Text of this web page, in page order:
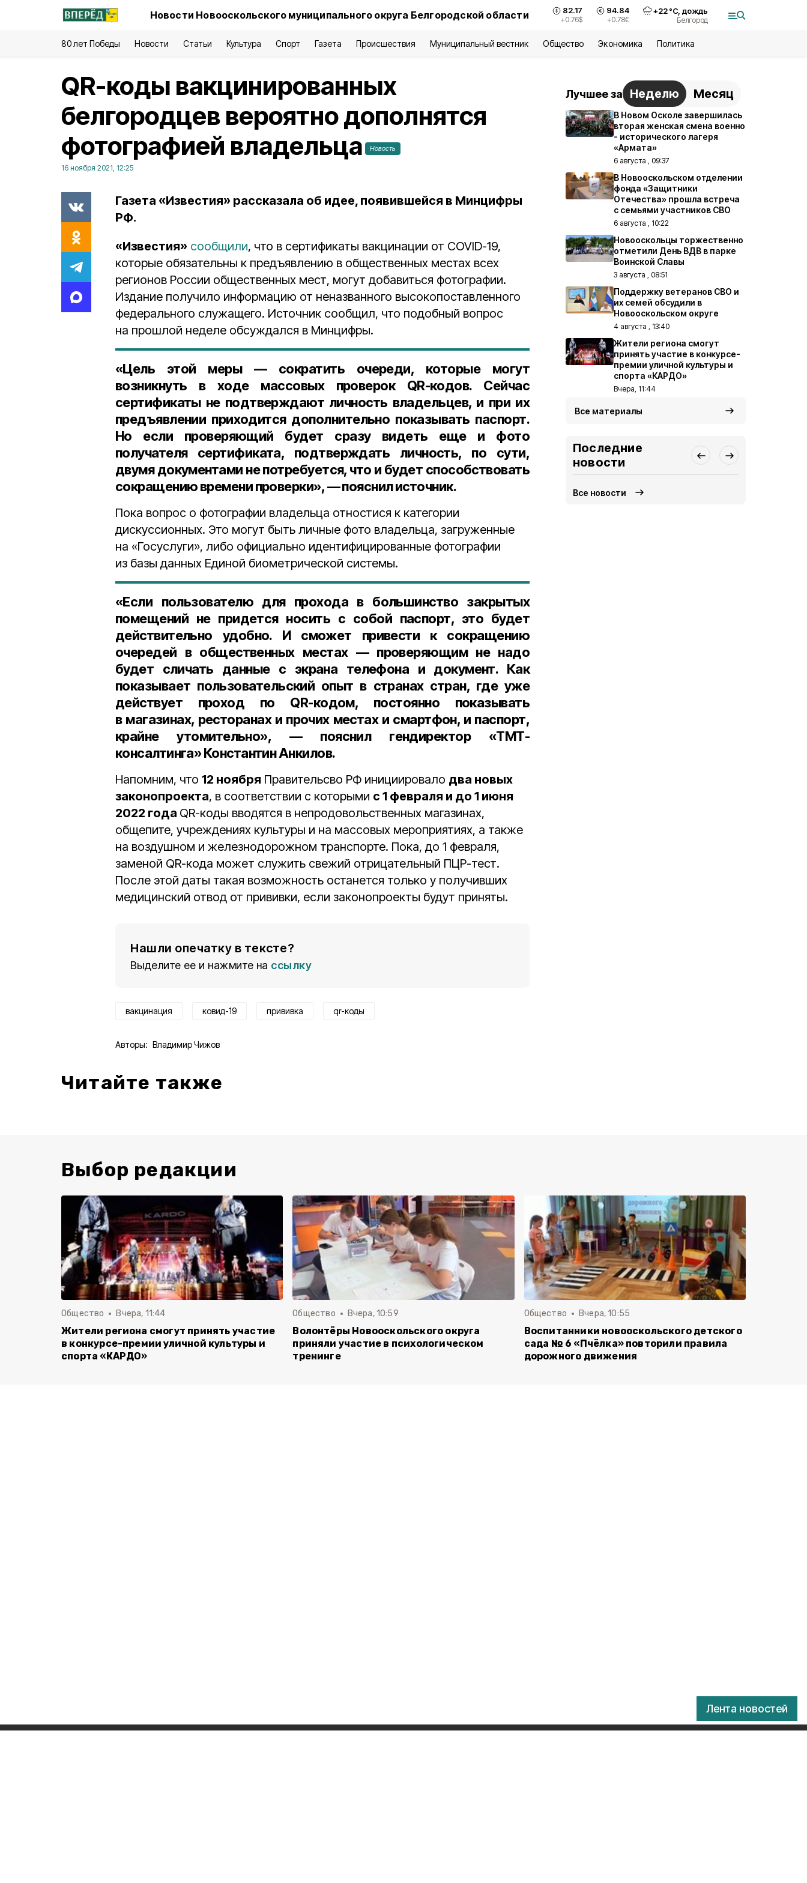
Новости Новооскольского муниципального округа Белгородской области 82.17
+0.76$
94.84
+0.78€
+22°С, дождь
Белгород
80 лет Победы Новости Статьи Культура Спорт Газета Происшествия Муниципальный вестник Общество Экономика Политика
Лента новостей
QR-коды вакцинированных
белгородцев вероятно дополнятся
фотографией владельца
Новость
16 ноября 2021, 12:25
Газета «Известия» рассказала об идее, появившейся в Минцифры
РФ.
«Известия» сообщили, что в сертификаты вакцинации от COVID-19,
которые обязательны к предъявлению в общественных местах всех
регионов России общественных мест, могут добавиться фотографии.
Издание получило информацию от неназванного высокопоставленного
федерального служащего. Источник сообщил, что подобный вопрос
на прошлой неделе обсуждался в Минцифры.
«Цель этой меры — сократить очереди, которые могут
возникнуть в ходе массовых проверок QR-кодов. Сейчас
сертификаты не подтверждают личность владельцев, и при их
предъявлении приходится дополнительно показывать паспорт.
Но если проверяющий будет сразу видеть еще и фото
получателя сертификата, подтверждать личность, по сути,
двумя документами не потребуется, что и будет способствовать
сокращению времени проверки», — пояснил источник.
Пока вопрос о фотографии владельца отностися к категории
дискуссионных. Это могут быть личные фото владельца, загруженные
на «Госуслуги», либо официально идентифицированные фотографии
из базы данных Единой биометрической системы.
«Если пользователю для прохода в большинство закрытых
помещений не придется носить с собой паспорт, это будет
действительно удобно. И сможет привести к сокращению
очередей в общественных местах — проверяющим не надо
будет сличать данные с экрана телефона и документ. Как
показывает пользовательский опыт в странах стран, где уже
действует проход по QR-кодом, постоянно показывать
в магазинах, ресторанах и прочих местах и смартфон, и паспорт,
крайне утомительно», — пояснил гендиректор «ТМТ-
консалтинга» Константин Анкилов.
Напомним, что 12 ноября Правительсво РФ инициировало два новых
законопроекта, в соответствии с которыми с 1 февраля и до 1 июня
2022 года QR-коды вводятся в непродовольственных магазинах,
общепите, учреждениях культуры и на массовых мероприятиях, а также
на воздушном и железнодорожном транспорте. Пока, до 1 февраля,
заменой QR-кода может служить свежий отрицательный ПЦР-тест.
После этой даты такая возможность останется только у получивших
медицинский отвод от прививки, если законопроекты будут приняты.
Нашли опечатку в тексте?
Выделите ее и нажмите на ссылку
вакцинация ковид-19 прививка qr-коды
Авторы: Владимир Чижов
Читайте также
Лучшее за Неделю Месяц
В Новом Осколе завершилась
вторая женская смена военно
- исторического лагеря
«Армата»
6 августа , 09:37
В Новооскольском отделении
фонда «Защитники
Отечества» прошла встреча
с семьями участников СВО
6 августа , 10:22
Новооскольцы торжественно
отметили День ВДВ в парке
Воинской Славы
3 августа , 08:51
Поддержку ветеранов СВО и
их семей обсудили в
Новооскольском округе
4 августа , 13:40
Жители региона смогут
принять участие в конкурсе-
премии уличной культуры и
спорта «КАРДО»
Вчера, 11:44
Все материалы
Последние
новости
Все новости
Выбор редакции
Общество Вчера, 11:44
Жители региона смогут принять участие
в конкурсе-премии уличной культуры и
спорта «КАРДО»
Общество Вчера, 10:59
Волонтёры Новооскольского округа
приняли участие в психологическом
тренинге
Общество Вчера, 10:55
Воспитанники новооскольского детского
сада № 6 «Пчёлка» повторили правила
дорожного движения